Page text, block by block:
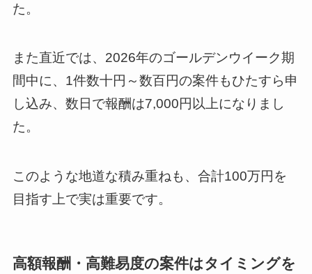
た。
また直近では、2026年のゴールデンウイーク期
間中に、1件数十円～数百円の案件もひたすら申
し込み、数日で報酬は7,000円以上になりまし
た。
このような地道な積み重ねも、合計100万円を
目指す上で実は重要です。
高額報酬・高難易度の案件はタイミングを